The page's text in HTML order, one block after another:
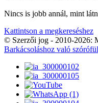
Nincs is jobb annál, mint
Kattintson a megkereséshez
© Szerzői jog - 2010-2026:
Barkácsoláshoz való